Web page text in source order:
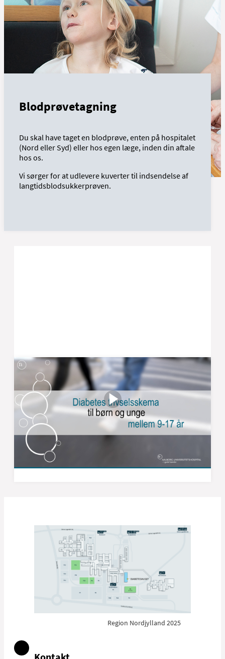
Blodprøvetagning
Du skal have taget en blodprøve, enten på hospitalet
(Nord eller Syd) eller hos egen læge, inden din aftale
hos os.
Vi sørger for at udlevere kuverter til indsendelse af
langtidsblodsukkerprøven.
Diabetes trivselsskema til børn
og unge mellem 9-17 år
Når du har en aftale hos os, vil du blive bedt om at
udfylde et trivselsskema med fem spørgsmål.
Få mere information i vores video.
Region Nordjylland 2025